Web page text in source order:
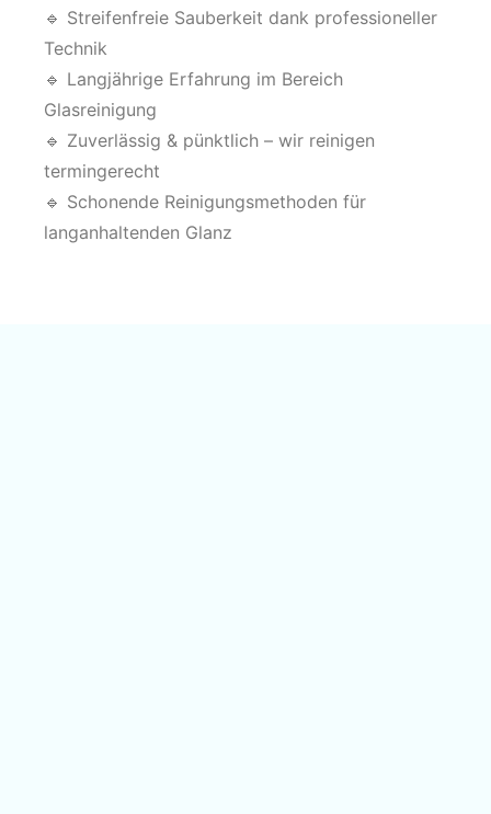
🔹 Streifenfreie Sauberkeit dank professioneller
Technik
🔹 Langjährige Erfahrung im Bereich
Glasreinigung
🔹 Zuverlässig & pünktlich – wir reinigen
termingerecht
🔹 Schonende Reinigungsmethoden für
langanhaltenden Glanz